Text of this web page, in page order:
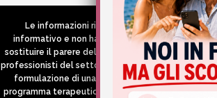
Le informazioni riportate nel Sito hanno
informativo e non hanno in alcun modo né la
sostituire il parere del medico e/o specialista, di
professionisti del settore che devono in ogni caso
formulazione di una diagnosi o l’indicazione di
programma terapeutico e/o dietetico e/o di